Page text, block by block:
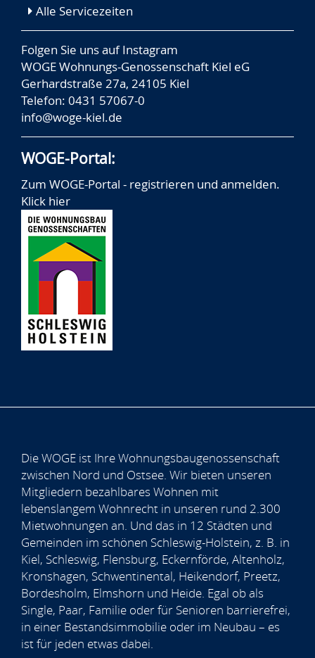
Alle Servicezeiten
Folgen Sie uns aufInstagram
WOGE Wohnungs-Genossenschaft Kiel eG
Gerhardstraße 27a, 24105 Kiel
Telefon: 0431 57067-0
info@woge-kiel.de
WOGE-Portal:
Zum WOGE-Portal - registrieren und anmelden.
Klick hier
Die WOGE ist Ihre Wohnungsbaugenossenschaft
zwischen Nord und Ostsee. Wir bieten unseren
Mitgliedern bezahlbares Wohnen mit
lebenslangem Wohnrecht in unseren rund 2.300
Mietwohnungen an. Und das in 12 Städten und
Gemeinden im schönen Schleswig-Holstein, z. B. in
Kiel, Schleswig, Flensburg, Eckernförde, Altenholz,
Kronshagen, Schwentinental, Heikendorf, Preetz,
Bordesholm, Elmshorn und Heide. Egal ob als
Single, Paar, Familie oder für Senioren barrierefrei,
in einer Bestandsimmobilie oder im Neubau – es
ist für jeden etwas dabei.